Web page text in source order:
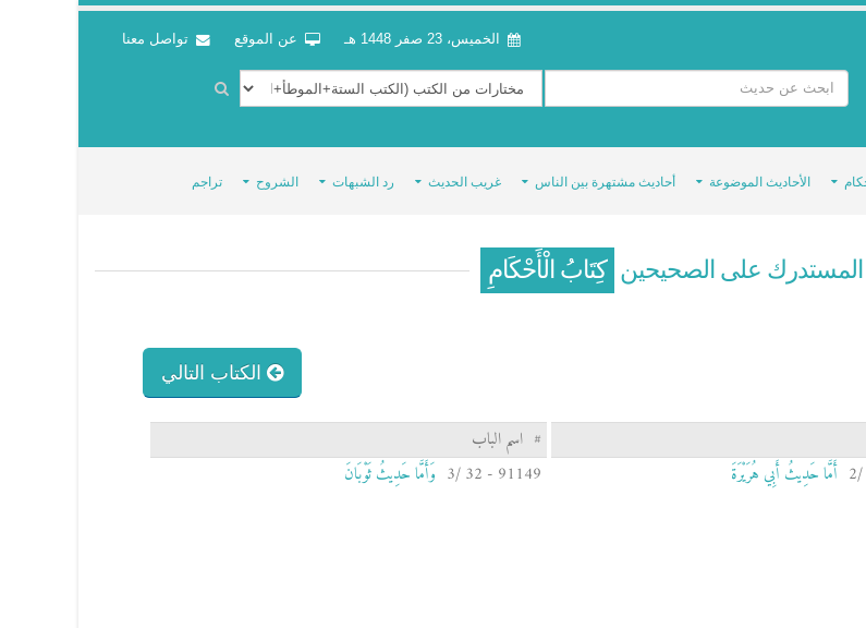
الخميس، 23 صفر 1448 هـ عن الموقع تواصل معنا
الأحاديث الموضوعة أحاديث مشتهرة بين الناس غريب الحديث رد الشبهات الشروح تراجم
المستدرك على الصحيحين كِتَابُ الْأَحْكَامِ
الكتاب التالي
# اسم الباب
أَمَّا حَدِيثُ أَبِي هُرَيْرَةَ 91149 - 32 /3 وَأَمَّا حَدِيثُ ثَوْبَانَ